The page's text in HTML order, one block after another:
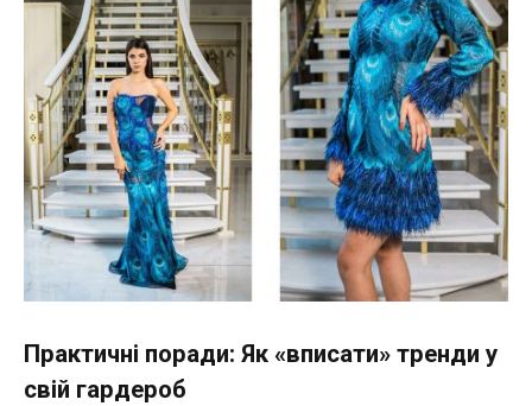
Практичні поради: Як «вписати» тренди у
свій гардероб